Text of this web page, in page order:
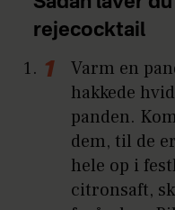
rejecocktail
Varm en
hakkede
panden.
dem, til de
hele op i
citronsaft,